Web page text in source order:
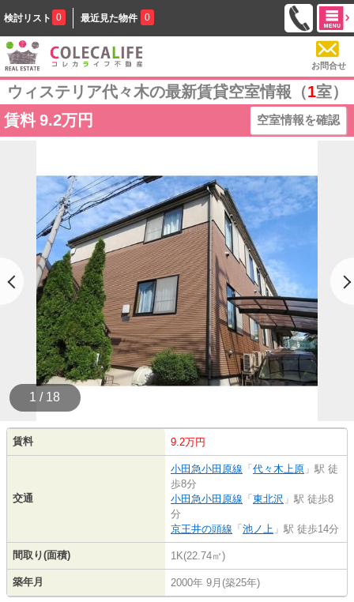
検討リスト 0 最近見た物件 0
お問合せ
ウィステリア代々木の最新賃貸空室情報（1室）
賃料 9.2万円 空室情報を確認
1 / 18
賃料 9.2万円
交通
小田急小田原線 「 代々木上原 」駅 徒
歩8分
小田急小田原線 「 東北沢 」駅 徒歩8
分
京王井の頭線 「 池ノ上 」駅 徒歩14分
間取り(面積) 1K(22.74㎡)
築年月 2000年 9月(築25年)